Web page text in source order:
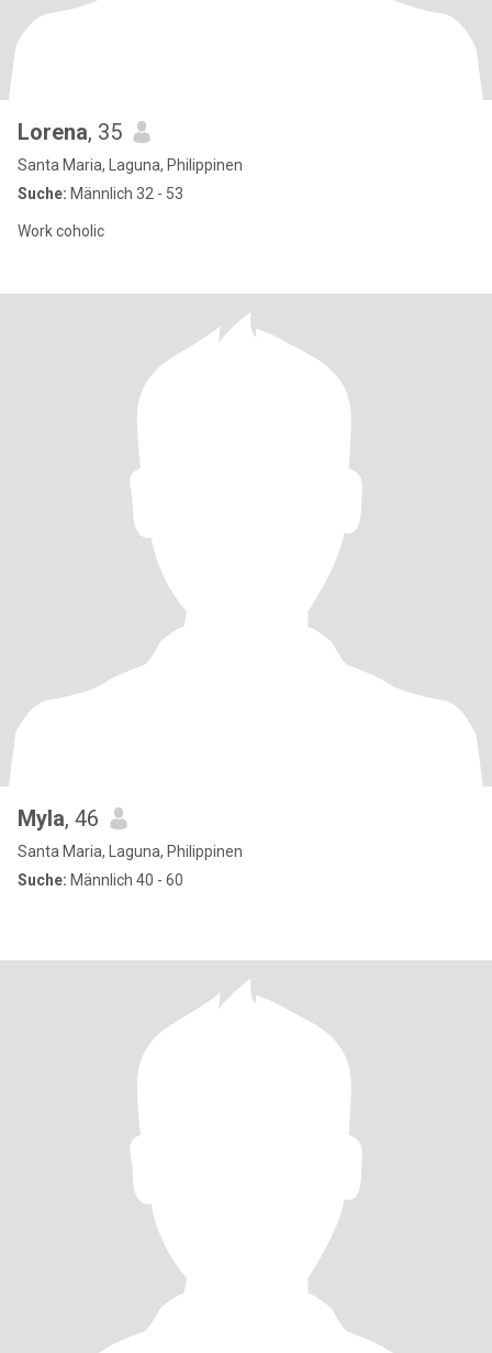
Lorena, 35
Santa Maria, Laguna, Philippinen
Suche: Männlich 32 - 53
Work coholic
Myla, 46
Santa Maria, Laguna, Philippinen
Suche: Männlich 40 - 60